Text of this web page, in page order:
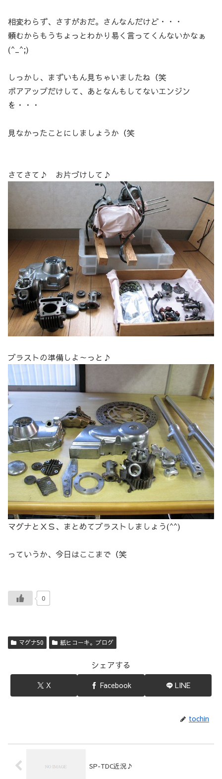
相変わらず、さすがおだ。さんなんだけど・・・
頼むからもうちょっとわかり易く言ってくんないかなぁ
(^_^;)
しっかし、まずいもん見ちゃいましたね（笑
ボアアップだけして、あとなんもしてないエンジン
を・・・
見なかったことにしましょうか（笑
さてさて♪ お片づけして♪
ブラストの準備しよ～っと♪
マグナとＸＳ、まとめてブラストしましょう(^^)
っていうか、今日はここまで（笑
0
マグナ50 紙ヒコーキ。ブログ
シェアする
X Facebook LINE
tochin
SP-TDC近況♪